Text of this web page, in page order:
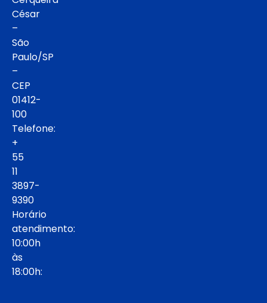
César
–
São
Paulo/SP
–
CEP
01412-
100
Telefone:
+
55
11
3897-
9390
Horário
atendimento:
10:00h
às
18:00h: